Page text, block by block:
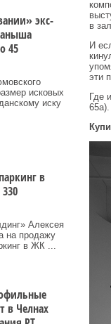
экс-
45
исковых
иску
в
Алексея
на продажу
в ЖК ...
в Челнах
в
И
эти
Где
65а).